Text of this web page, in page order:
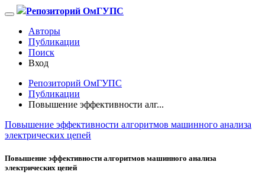
Репозиторий ОмГУПС
Авторы
Публикации
Поиск
Вход
Репозиторий ОмГУПС
Публикации
Повышение эффективности алг...
Повышение эффективности алгоритмов машинного анализа
электрических цепей
Повышение эффективности алгоритмов машинного анализа
электрических цепей